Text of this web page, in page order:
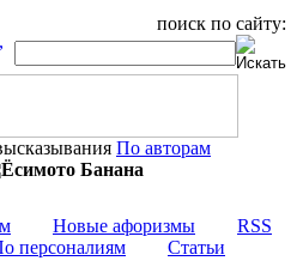
поиск по сайту:
По авторам
Новые афоризмы
RSS
персоналиям Статьи